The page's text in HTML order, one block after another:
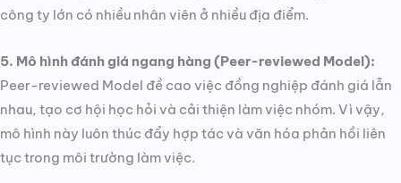
công ty lớn có nhiều nhân viên ở nhiều địa điểm.
5. Mô hình đánh giá ngang hàng (Peer-reviewed Model):
Peer-reviewed Model đề cao việc đồng nghiệp đánh giá lẫn
nhau, tạo cơ hội học hỏi và cải thiện làm việc nhóm. Vì vậy,
mô hình này luôn thúc đẩy hợp tác và văn hóa phản hồi liên
tục trong môi trường làm việc.